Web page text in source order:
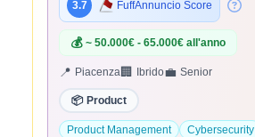
3.7 FuffAnnuncio Score
💰 ~ 50.000€ - 65.000€ all'anno
📍 Piacenza🏢 Ibrido💼 Senior
📦 Product
Product Management Cybersecurity